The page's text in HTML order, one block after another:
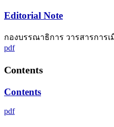
Editorial Note
กองบรรณาธิการ วารสารการเ
pdf
Contents
Contents
pdf